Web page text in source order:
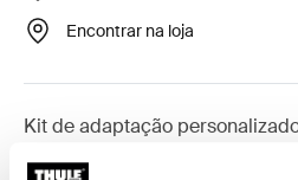
Encontrar na loja
Kit de adaptação